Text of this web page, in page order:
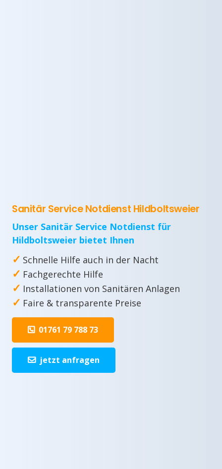
Sanitär Service Notdienst Hildboltsweier
Unser Sanitär Service Notdienst für
Hildboltsweier bietet Ihnen
✓ Schnelle Hilfe auch in der Nacht
✓ Fachgerechte Hilfe
✓ Installationen von Sanitären Anlagen
✓ Faire & transparente Preise
01761 79 788 73
jetzt anfragen